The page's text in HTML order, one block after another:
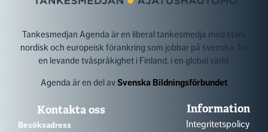
Tankesmedjan Agenda är en liberal tankesmedja med stark
nordisk och europeisk förankring som jobbar på svenska, för
en levande tvåspråkighet i Finland, i en global värld.
Agenda är en del avSvenska Bildningsförbundet
Kontakta oss
Besöksadress
Information
Integritetspolicy